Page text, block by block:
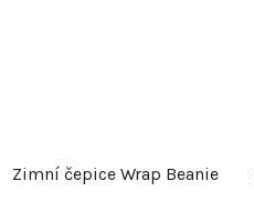
Zimní čepice Wrap Beanie